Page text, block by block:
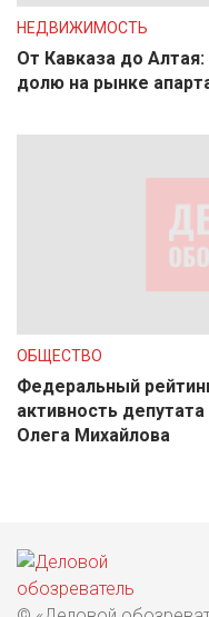
НЕДВИЖИМОСТЬ
От Кавказа до
долю на рынке
ОБЩЕСТВО
Федеральный
активность
Олега Михайлова